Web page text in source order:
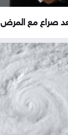
صراع مع المرض